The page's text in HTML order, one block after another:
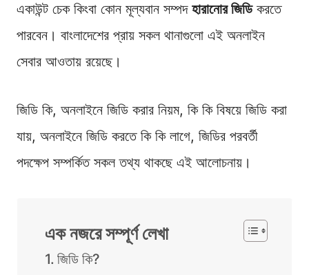
একাউন্ট চেক কিংবা কোন মূল্যবান সম্পদ হারানোর জিডিকরতে
পারবেন। বাংলাদেশের প্রায় সকল থানাগুলো এই অনলাইন
সেবার আওতায় রয়েছে।
জিডি কি, অনলাইনে জিডি করার নিয়ম, কি কি বিষয়ে জিডি করা
যায়, অনলাইনে জিডি করতে কি কি লাগে, জিডির পরবর্তী
পদক্ষেপ সম্পর্কিত সকল তথ্য থাকছে এই আলোচনায়।
এক নজরে সম্পূর্ণ লেখা
জিডি কি?